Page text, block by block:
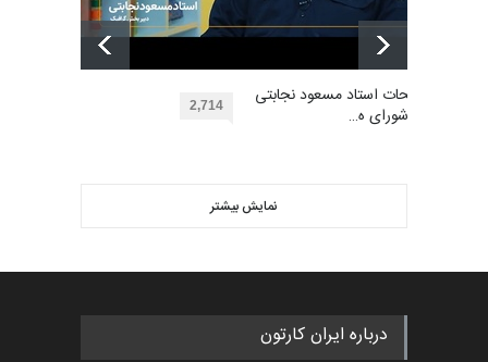
مسابقه بین‌المللی کارتون آیدین
دوغان، ترکیه،…
مهلت
کاریکاتور «البغلی…
پنجمین مسابقۀ بین‌المللی
کارتون CARTUNION ، …
بهترین آثار کارتون جهان بخش -
453
گالری حدود یک ماه قبل
توضیحات استاد مسعود نجابتی
عضو شورای ه… 2,714
نمایش بیشتر
درباره ایران کارتون